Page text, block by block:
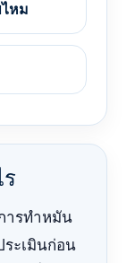
หม
ารทำหมัน
ะเมินก่อน